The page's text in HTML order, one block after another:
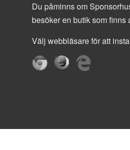
Du påminns om
besöker en butik som finns
Välj webbläsare för att